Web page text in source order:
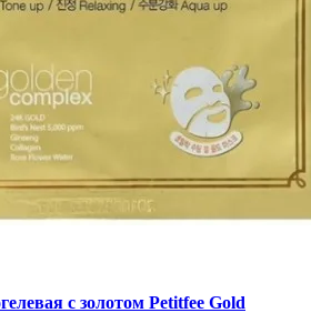
с золотом Petitfee Gold